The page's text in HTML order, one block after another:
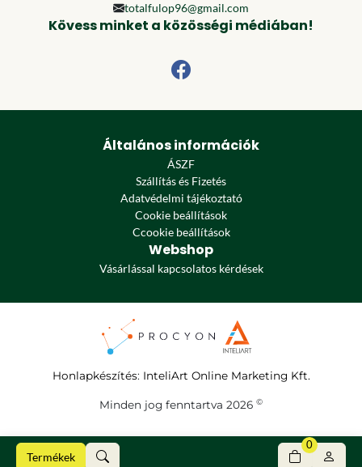
Termékek
0
totalfulop96@gmail.com
Kövess minket a közösségi médiában!
Általános információk
ÁSZF
Szállítás és Fizetés
Adatvédelmi tájékoztató
Cookie beállítások
Ccookie beállítások
Webshop
Vásárlással kapcsolatos kérdések
Honlapkészítés: InteliArt Online Marketing Kft.
Minden jog fenntartva 2026 ©